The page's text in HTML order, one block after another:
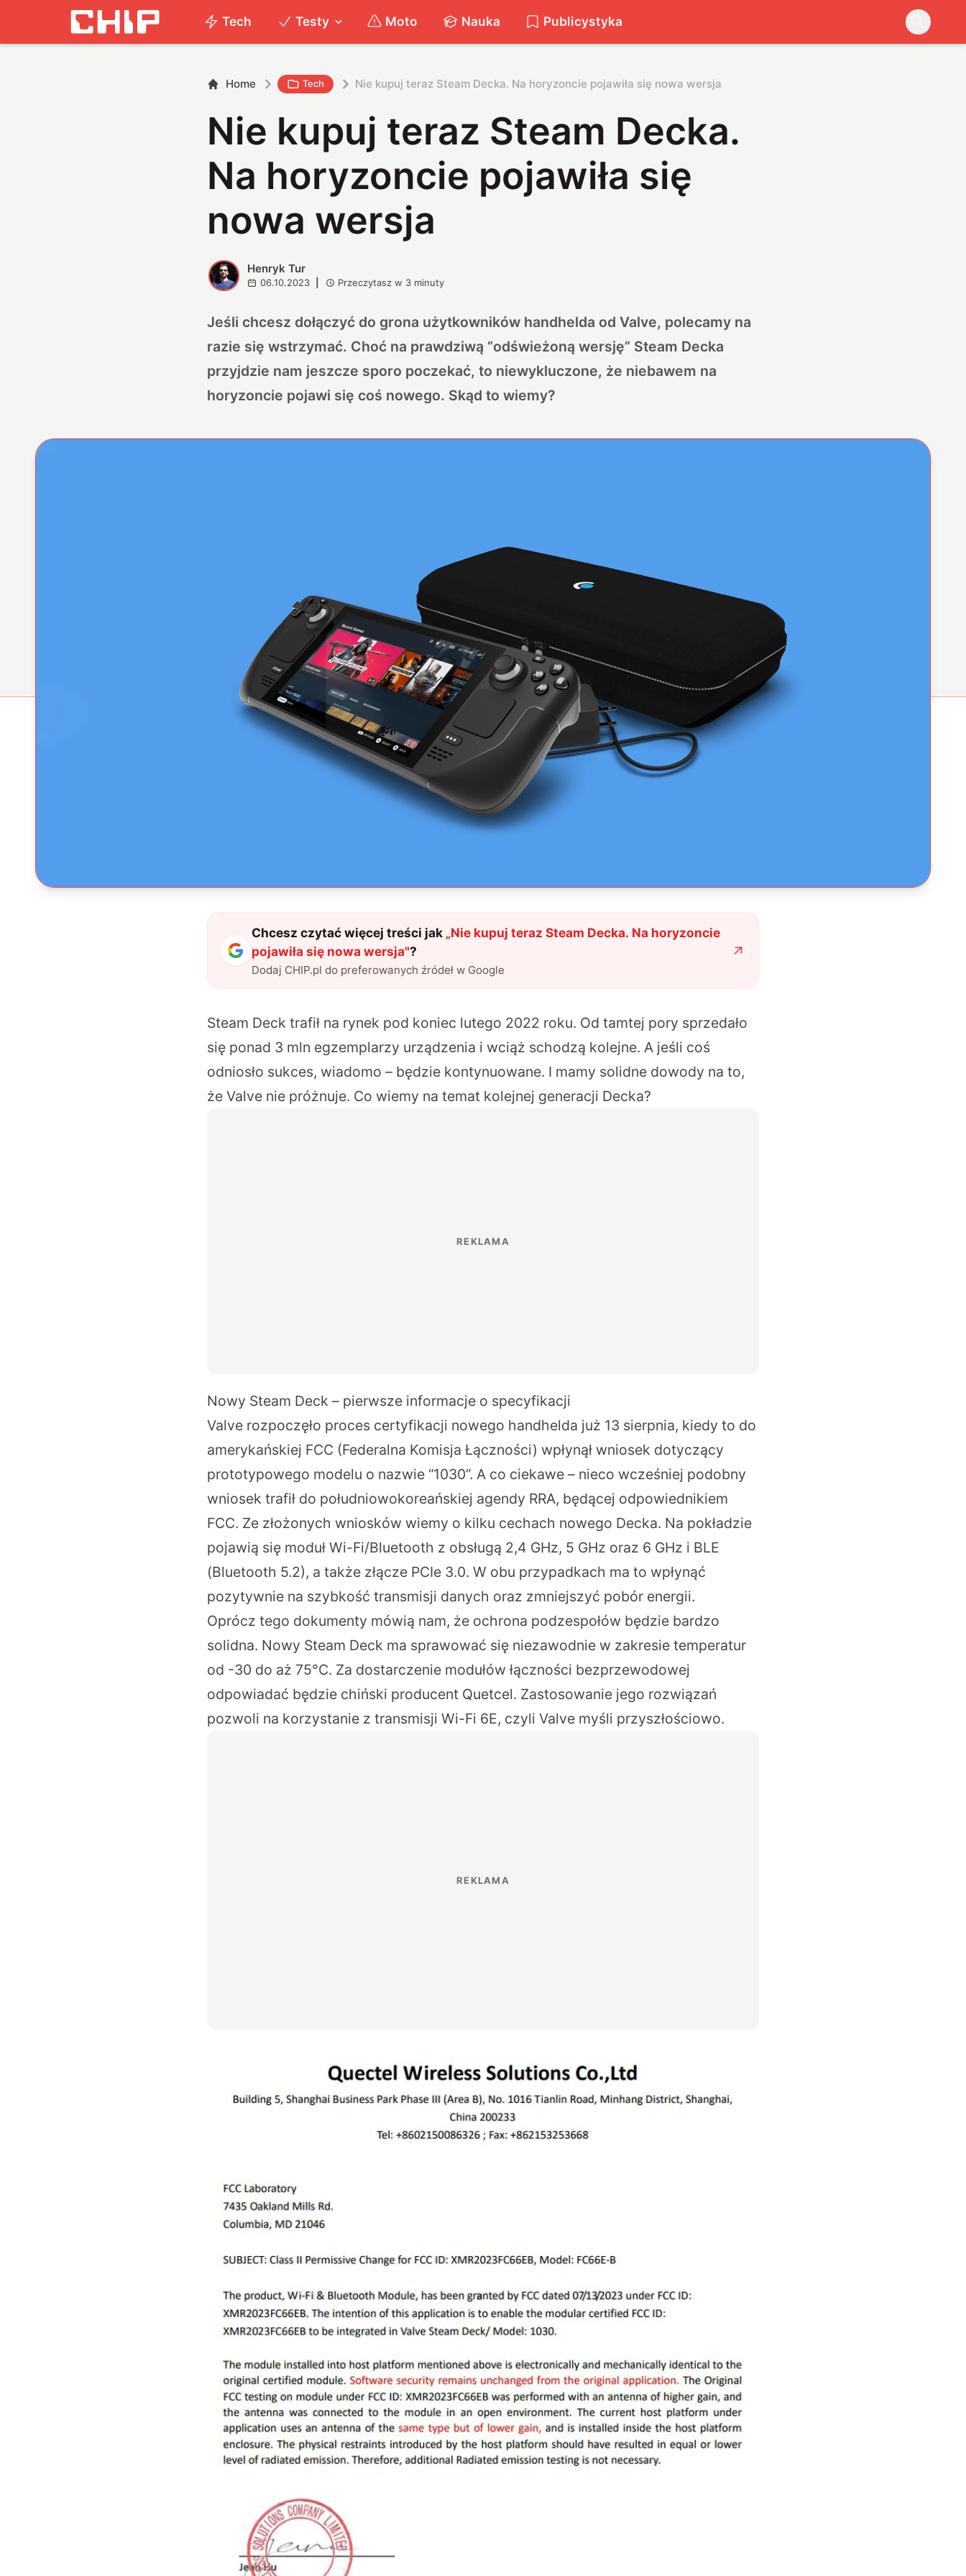
Tech Testy Moto Nauka Publicystyka
Home Tech Nie kupuj teraz Steam Decka. Na horyzoncie pojawiła się nowa wersja
Nie kupuj teraz Steam Decka.
Na horyzoncie pojawiła się
nowa wersja
H Henryk Tur
06.10.2023 Przeczytasz w 3 minuty
Jeśli chcesz dołączyć do grona użytkowników handhelda od Valve, polecamy na
razie się wstrzymać. Choć na prawdziwą “odświeżoną wersję” Steam Decka
przyjdzie nam jeszcze sporo poczekać, to niewykluczone, że niebawem na
horyzoncie pojawi się coś nowego. Skąd to wiemy?
Chcesz czytać więcej treści jak „Nie kupuj teraz Steam Decka. Na horyzoncie
pojawiła się nowa wersja"?
Dodaj CHIP.pl do preferowanych źródeł w Google
Steam Deck trafił na rynek pod koniec lutego 2022 roku. Od tamtej pory sprzedało
się ponad 3 mln egzemplarzy urządzenia i wciąż schodzą kolejne. A jeśli coś
odniosło sukces, wiadomo – będzie kontynuowane. I mamy solidne dowody na to,
że Valve nie próżnuje. Co wiemy na temat kolejnej generacji Decka?
Nowy Steam Deck – pierwsze informacje o specyfikacji
Valve rozpoczęło proces certyfikacji nowego handhelda już 13 sierpnia, kiedy to do
amerykańskiej FCC (Federalna Komisja Łączności) wpłynął wniosek dotyczący
prototypowego modelu o nazwie “1030”. A co ciekawe – nieco wcześniej podobny
wniosek trafił do południowokoreańskiej agendy RRA, będącej odpowiednikiem
FCC. Ze złożonych wniosków wiemy o kilku cechach nowego Decka. Na pokładzie
pojawią się moduł Wi-Fi/Bluetooth z obsługą 2,4 GHz, 5 GHz oraz 6 GHz i BLE
(Bluetooth 5.2), a także złącze PCIe 3.0. W obu przypadkach ma to wpłynąć
pozytywnie na szybkość transmisji danych oraz zmniejszyć pobór energii.
Oprócz tego dokumenty mówią nam, że ochrona podzespołów będzie bardzo
solidna. Nowy Steam Deck ma sprawować się niezawodnie w zakresie temperatur
od -30 do aż 75°C. Za dostarczenie modułów łączności bezprzewodowej
odpowiadać będzie chiński producent Quetcel. Zastosowanie jego rozwiązań
pozwoli na korzystanie z transmisji Wi-Fi 6E, czyli Valve myśli przyszłościowo.